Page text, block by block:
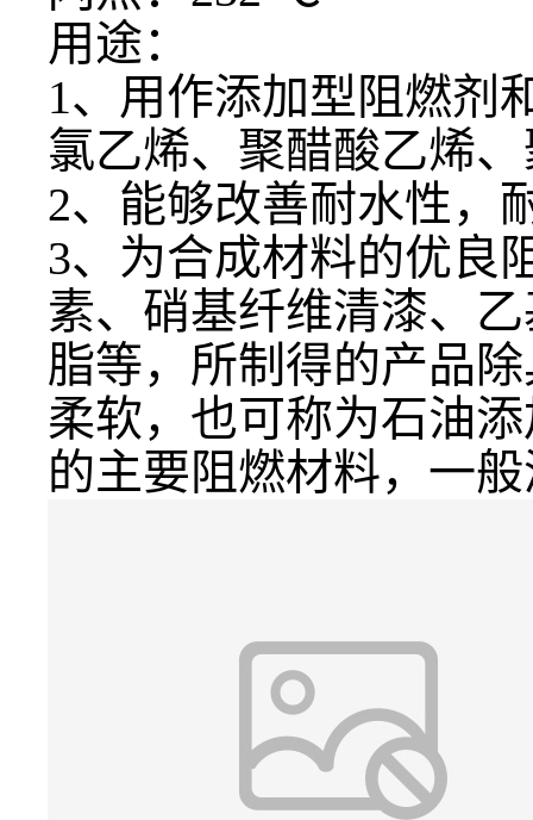
用途：
1、 用作添加型阻燃剂
氯乙烯、聚醋酸乙烯
2、 能够改善耐水性，
3、为合成材料的优良
素、硝基纤维清漆、
脂等，所制得的产品
柔软，也可称为石油
的主要阻燃材料，一